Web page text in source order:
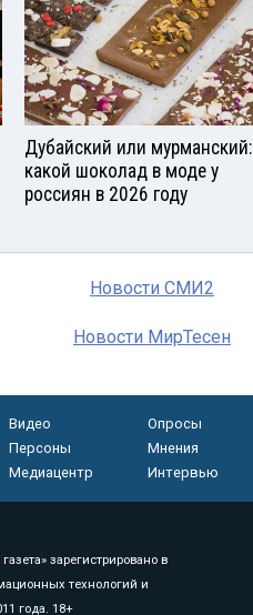
Дубайский или мурманский:
какой шоколад в моде у
россиян в 2026 году
Новости СМИ2
Новости МирТесен
Видео Опросы
Персоны
Мнения
Медиацентр
Интервью
зарегистрировано в
технологий и
года. 18+